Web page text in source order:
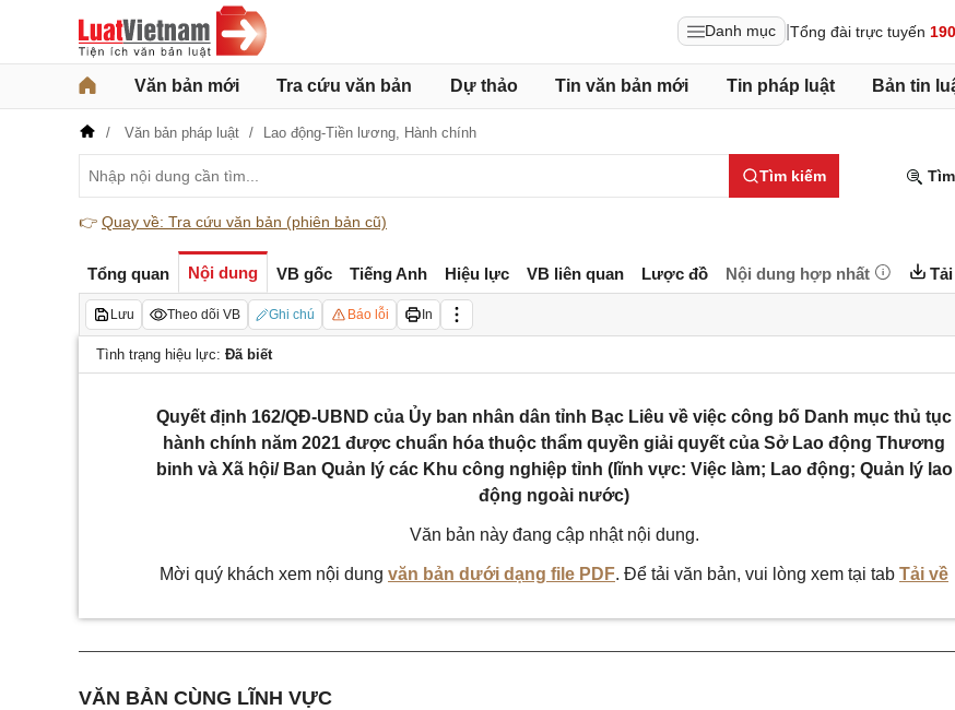
Danh mục Tổng đài trực tuyến
Văn bản mới Tra cứu văn bản Dự thảo Tin văn bản mới Tin pháp luật Bản tin
Văn bản pháp luật Lao động-Tiền lương, Hành chính
Tìm kiếm
👉 Quay về: Tra cứu văn bản (phiên bản cũ)
Tổng quan Nội dung VB gốc Tiếng Anh Hiệu lực VB liên quan Lược đồ Nội dung hợp nhất
Lưu Theo dõi VB Ghi chú Báo lỗi In
Tình trạng hiệu lực: Đã biết
Quyết định 162/QĐ-UBND của Ủy ban nhân dân tỉnh Bạc Liêu về việc công bố Danh mục thủ tục
hành chính năm 2021 được chuẩn hóa thuộc thẩm quyền giải quyết của Sở Lao động Thương
binh và Xã hội/ Ban Quản lý các Khu công nghiệp tỉnh (lĩnh vực: Việc làm; Lao động; Quản lý lao
động ngoài nước)
Văn bản này đang cập nhật nội dung.
Mời quý khách xem nội dung văn bản dưới dạng file PDF. Để tải văn bản, vui lòng xem tại tab Tải về
VĂN BẢN CÙNG LĨNH VỰC